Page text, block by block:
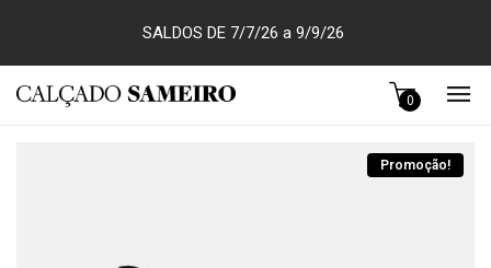
SALDOS DE 7/7/26 a 9/9/26
0
Promoção!